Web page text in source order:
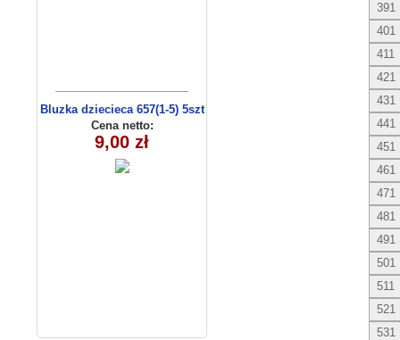
Bluzka dziecieca 657(1-5) 5szt
Cena netto:
9,00 zł
391
401
411
421
431
441
451
461
471
481
491
501
511
521
531